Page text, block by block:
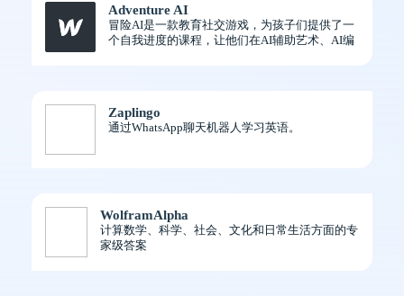
Adventure AI
冒险AI是一款教育社交游戏，为孩子们提供了一
个自我进度的课程，让他们在AI辅助艺术、AI编
Zaplingo
通过WhatsApp聊天机器人学习英语。
WolframAlpha
计算数学、科学、社会、文化和日常生活方面的专
家级答案